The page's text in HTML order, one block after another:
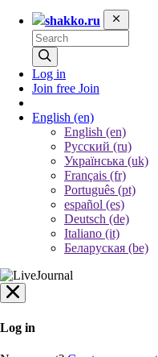
shakko.ru
Log in
Join free Join
English (en)
English (en)
Русский (ru)
Українська (uk)
Français (fr)
Português (pt)
español (es)
Deutsch (de)
Italiano (it)
Беларуская (be)
Log in